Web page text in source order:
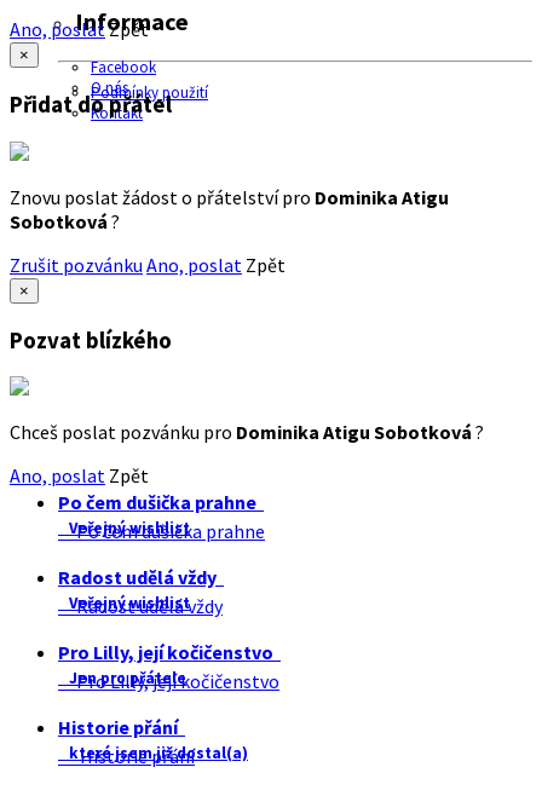
Informace
Facebook
O nás
Podmínky použití
Kontakt
Ano, poslatZpět
×
Přidat do přátel
Znovu poslat žádost o přátelství pro Dominika Atigu
Sobotková ?
Zrušit pozvánku Ano, poslat Zpět
×
Pozvat blízkého
Chceš poslat pozvánku pro Dominika Atigu Sobotková ?
Ano, poslat Zpět
Po čem dušička prahne
Veřejný wishlist
Po čem dušička prahne
Radost udělá vždy
Veřejný wishlist
Radost udělá vždy
Pro Lilly, její kočičenstvo
Jen pro přátele
Pro Lilly, její kočičenstvo
Historie přání
které jsem již dostal(a)
Historie přání